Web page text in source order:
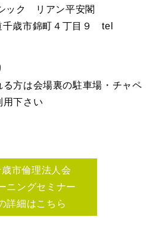
ック リアン平安閣
千歳市錦町４丁目９ tel
方は会場裏の駐車場・チャペ
用下さい
歳市倫理法人会
ニングセミナー
詳細はこちら